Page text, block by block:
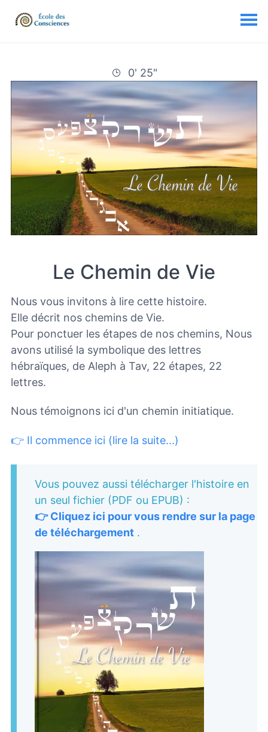
0' 25"
Le Chemin de Vie
Nous vous invitons à lire cette histoire.
Elle décrit nos chemins de Vie.
Pour ponctuer les étapes de nos chemins, Nous
avons utilisé la symbolique des lettres
hébraïques, de Aleph à Tav, 22 étapes, 22
lettres.
Nous témoignons ici d'un chemin initiatique.
👉 Il commence ici (lire la suite...)
Vous pouvez aussi télécharger l'histoire en
un seul fichier (PDF ou EPUB) :
👉 Cliquez ici pour vous rendre sur la page
de téléchargement .